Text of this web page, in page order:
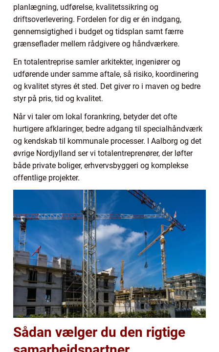
planlægning, udførelse, kvalitetssikring og
driftsoverlevering. Fordelen for dig er én indgang,
gennemsigtighed i budget og tidsplan samt færre
grænseflader mellem rådgivere og håndværkere.
En totalentreprise samler arkitekter, ingeniører og
udførende under samme aftale, så risiko, koordinering
og kvalitet styres ét sted. Det giver ro i maven og bedre
styr på pris, tid og kvalitet.
Når vi taler om lokal forankring, betyder det ofte
hurtigere afklaringer, bedre adgang til specialhåndværk
og kendskab til kommunale processer. I Aalborg og det
øvrige Nordjylland ser vi totalentreprenører, der løfter
både private boliger, erhvervsbyggeri og komplekse
offentlige projekter.
Sådan vælger du den rigtige